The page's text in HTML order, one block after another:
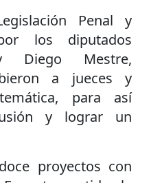
Penal y
los diputados
Diego Mestre,
a jueces y
para así
y lograr un
proyectos con